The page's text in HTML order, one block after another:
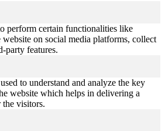
perform certain functionalities like
on social media platforms, collect
party features.
to understand and analyze the key
website which helps in delivering a
the visitors.